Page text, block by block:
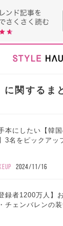
関するま
本にしたい【韓
3名をピックアッ
2024/11/16
登録者1200万人】
チェンバレンの